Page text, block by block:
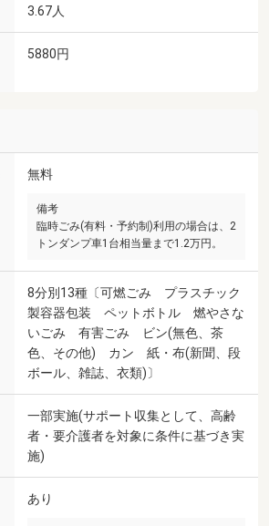
3.67人
5880円
無料
備考
臨時ごみ(有料・予約制)利用の場合は、2
トンダンプ車1台相当量まで1.2万円。
8分別13種〔可燃ごみ プラスチック
製容器包装 ペットボトル 燃やさな
いごみ 有害ごみ ビン(無色、茶
色、その他) カン 紙・布(新聞、段
ボール、雑誌、衣類)〕
一部実施(サポート収集として、高齢
者・要介護者を対象に条件に基づき実
施)
あり